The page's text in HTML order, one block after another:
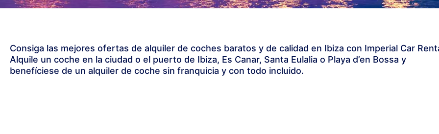
Consiga las mejores ofertas de alquiler de coches baratos y de calidad en Ibiza con Imperial Car
Alquile un coche en la ciudad o el puerto de Ibiza, Es Canar, Santa Eulalia o Playa d’en Bossa y
benefíciese de un alquiler de coche sin franquicia y con todo incluido.